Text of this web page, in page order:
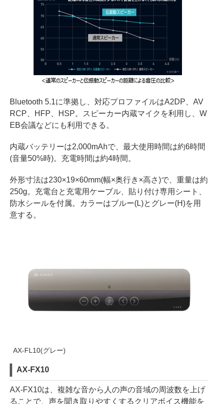
Bluetooth 5.1に準拠し、対応プロファイルはA2DP、AV
RCP、HFP、HSP。スピーカー内蔵マイクを利用し、W
EB会議などにも利用できる。
内蔵バッテリーは2,000mAhで、最大使用時間は約6時間
(音量50%時)。充電時間は約4時間。
外形寸法は230×19×60mm(幅×奥行き×高さ)で、重量は約
250g。充電台と充電用ケーブル、貼り付け専用シート、
防水シールを付属。カラーはブルー(L)とグレー(H)を用
意する。
AX-FL10(グレー)
AX-FX10
AX-FX10は、複雑な音から人の声の音域の周波数を上げ
ることで、声を聞き取りやすくするクリアボイス機能を